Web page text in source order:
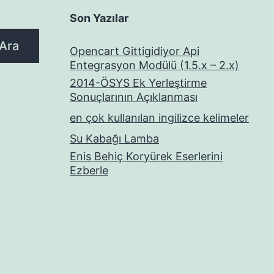
Son Yazılar
Opencart Gittigidiyor Api
Entegrasyon Modülü (1.5.x – 2.x)
2014-ÖSYS Ek Yerleştirme
Sonuçlarının Açıklanması
en çok kullanılan ingilizce kelimeler
Su Kabağı Lamba
Enis Behiç Koryürek Eserlerini
Ezberle